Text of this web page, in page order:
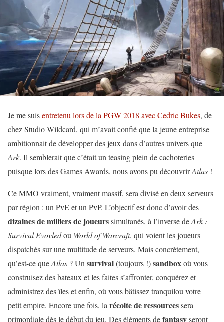
Je me suisentretenu lors de la PGW 2018 avec Cedric Bukes, de
chez Studio Wildcard, qui m’avait confié que la jeune entreprise
ambitionnait de développer des jeux dans d’autres univers que
Ark. Il semblerait que c’était un teasing plein de cachoteries
puisque lors des Games Awards, nous avons pu découvrirAtlas !
Ce MMO vraiment, vraiment massif, sera divisé en deux serveurs
par région : un PvE et un PvP. L’objectif est donc d’avoir des
dizaines de milliers de joueurssimultanés, à l’inverse deArk :
Survival Evovledou World of Warcraft, qui voient les joueurs
dispatchés sur une multitude de serveurs. Mais concrètement,
qu’est-ce queAtlas ? Un survival(toujours !)sandboxoù vous
construisez des bateaux et les faites s’affronter, conquérez et
administrez des îles et enfin, où vous bâtissez tranquilou votre
petit empire. Encore une fois, la récolte de ressourcessera
primordiale dès le début du jeu. Des éléments defantasyseront